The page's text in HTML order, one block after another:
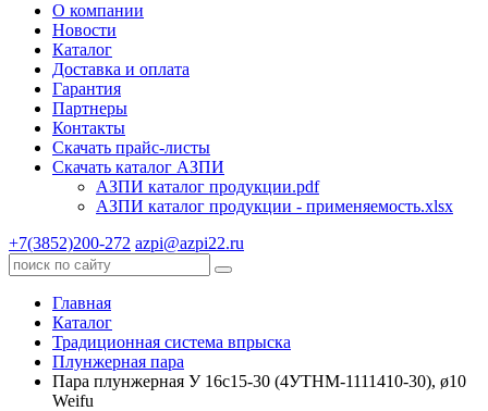
О компании
Новости
Каталог
Доставка и оплата
Гарантия
Партнеры
Контакты
Скачать прайс-листы
Скачать каталог АЗПИ
АЗПИ каталог продукции.pdf
АЗПИ каталог продукции - применяемость.xlsx
+7(3852)200-272 azpi@azpi22.ru
Главная
Каталог
Традиционная система впрыска
Плунжерная пара
Пара плунжерная У 16с15-30 (4УТНМ-1111410-30), ø10
Weifu